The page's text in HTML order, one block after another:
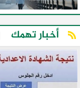
أخبار تهمك